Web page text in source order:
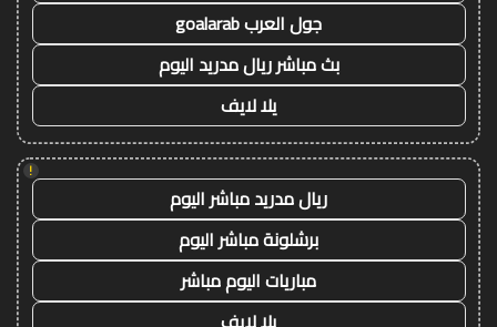
جول العرب goalarab
بث مباشر ريال مدريد اليوم
يلا لايف
!
ريال مدريد مباشر اليوم
برشلونة مباشر اليوم
مباريات اليوم مباشر